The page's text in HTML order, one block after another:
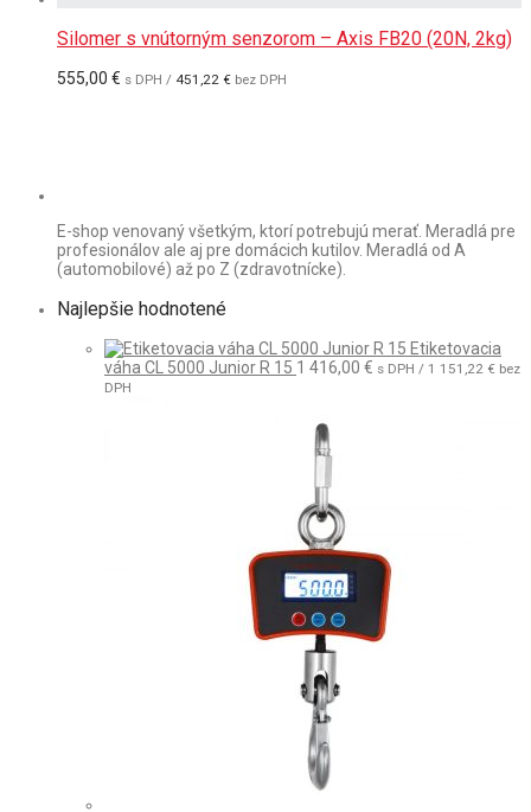
Silomer s vnútorným senzorom – Axis FB20 (20N, 2kg)
555,00 € s DPH / 451,22 € bez DPH
E-shop venovaný všetkým, ktorí potrebujú merať. Meradlá pre
profesionálov ale aj pre domácich kutilov. Meradlá od A
(automobilové) až po Z (zdravotnícke).
Najlepšie hodnotené
Etiketovacia
váha CL 5000 Junior R 15 1 416,00 € s DPH / 1 151,22 € bez
DPH